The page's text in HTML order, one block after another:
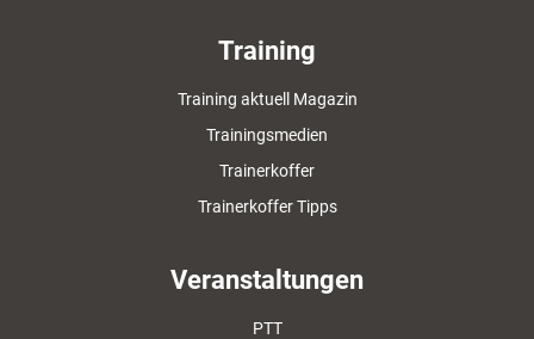
Training
Training aktuell Magazin
Trainingsmedien
Trainerkoffer
Trainerkoffer Tipps
Veranstaltungen
PTT